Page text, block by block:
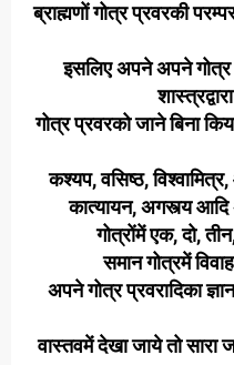
ब्राह्मणों गोत्र प्रवरकी
इसलिए अपने अपने गोत्र
गोत्र प्रवरको जाने बिना
कश्यप, वसिष्ठ,
कात्यायन, अगस्त्य
गोत्रोंमें एक, दो,
समान गोत्रमें
अपने गोत्र प्रवरादिका
वास्तवमें देखा जाये तो